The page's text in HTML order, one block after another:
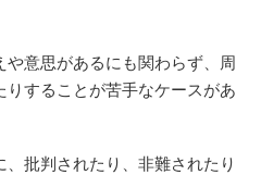
意思があるにも関わらず、周
することが苦手なケースがあ
批判されたり、非難されたり